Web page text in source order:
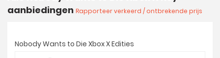
aanbiedingen Rapporteer verkeerd / ontbrekende prijs
Nobody Wants to Die Xbox X Edities